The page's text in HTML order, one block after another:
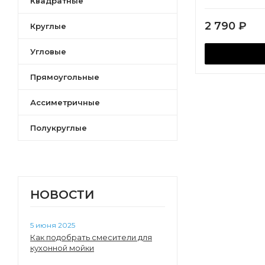
Круглые
Угловые
Прямоугольные
Ассиметричные
Полукруглые
НОВОСТИ
5 июня 2025
Как подобрать смесители для
кухонной мойки
2 790 ₽